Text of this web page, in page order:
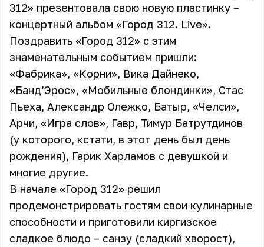
312» презентовала свою новую пластинку –
концертный альбом «Город 312. Live».
Поздравить «Город 312» с этим
знаменательным событием пришли:
«Фабрика», «Корни», Вика Дайнеко,
«Банд’Эрос», «Мобильные блондинки», Стас
Пьеха, Александр Олежко, Батыр, «Челси»,
Арчи, «Игра слов», Гавр, Тимур Батрутдинов
(у которого, кстати, в этот день был день
рождения), Гарик Харламов с девушкой и
многие другие.
В начале «Город 312» решил
продемонстрировать гостям свои кулинарные
способности и приготовили киргизское
сладкое блюдо – санзу (сладкий хворост),